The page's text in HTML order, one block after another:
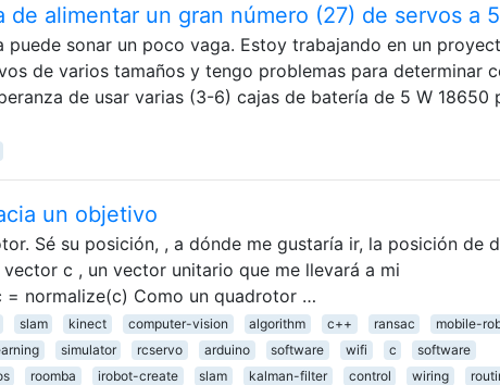
de alimentar un gran número (27) de servos a
puede sonar un poco vaga. Estoy trabajando en un
de varios tamaños y tengo problemas para determinar
de usar varias (3-6) cajas de batería de 5 W 18650
un objetivo
Sé su posición, , a dónde me gustaría ir, la posición de
c , un vector unitario que me llevará a mi
normalize(c) Como un quadrotor …
slam kinect computer-vision algorithm c++ ransac
mobile-
simulator rcservo arduino software wifi c
software
roomba irobot-create slam kalman-filter control wiring